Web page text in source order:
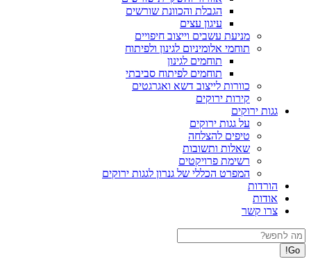
הגבלת והכוונת שורשים
עיגון עצים
מניעת עשבים וייצוב חיפויים
תוחמי אלומיניום לגינון ולפיתוח
תוחמים לגינון
תוחמים לפיתוח סביבתי
כוורות לייצוב דשא ואגרגטים
קירות ירוקים
גגות ירוקים
על גגות ירוקים
טיפים להצלחה
שאלות ותשובות
רשימת פרויקטים
המפרט הכללי של גנרון לגגות ירוקים
הורדות
אודות
צרו קשר
Search: